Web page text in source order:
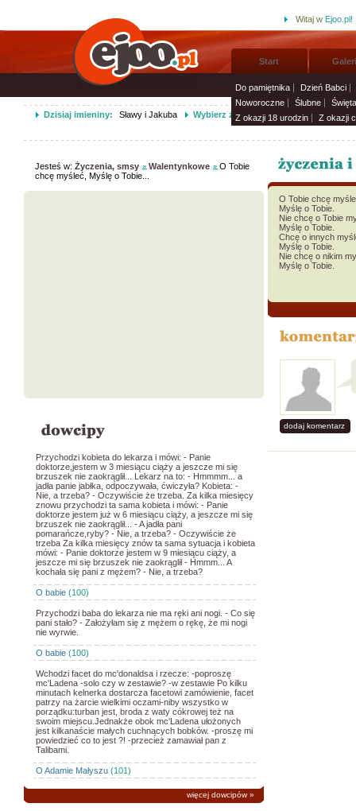
Witaj w Ejoo.pl!
Start
Do pamiętnika
Dzień Babci
Noworoczne
Ślubne
Z okazji 18 urodzin
Z okazji
Dzisiaj imieniny: Sławy i Jakuba Wybierz życzenia imieninowe i wyślij
Jesteś w:Życzenia, smsy Walentynkowe
O Tobie
chcę myśleć, Myślę o Tobie...
Przychodzi kobieta do lekarza i mówi: - Panie
doktorze,jestem w 3 miesiącu ciąży a jeszcze mi się
brzuszek nie zaokrąglił... Lekarz na to: - Hmmmm... a
jadła panie jabłka, odpoczywała, ćwiczyła? Kobieta: -
Nie, a trzeba? - Oczywiście że trzeba. Za kilka miesięcy
znowu przychodzi ta sama kobieta i mówi: - Panie
doktorze jestem już w 6 miesiącu ciąży, a jeszcze mi się
brzuszek nie zaokrąglił... - A jadła pani
pomarańcze,ryby? - Nie, a trzeba? - Oczywiście że
trzeba Za kilka miesięcy znów ta sama sytuacja i kobieta
mówi: - Panie doktorze jestem w 9 miesiącu ciąży, a
jeszcze mi się brzuszek nie zaokrąglił - Hmmm... A
kochała się pani z mężem? - Nie, a trzeba?
O babie (100)
Przychodzi baba do lekarza nie ma ręki ani nogi. - Co się
pani stało? - Założyłam się z mężem o rękę, że mi nogi
nie wyrwie.
O babie (100)
Wchodzi facet do mc'donaldsa i rzecze: -poproszę
mc'Ladena -solo czy w zestawie? -w zestawie Po kilku
minutach kelnerka dostarcza facetowi zamówienie, facet
patrzy na żarcie wielkimi oczami-niby wszystko w
porządku:turban jest, broda z waty cókrowej też na
swoim miejscu.Jednakże obok mc'Ladena ułożonych
jest kilkanaście małych cuchnących bobków. -proszę mi
powiedzieć co to jest ?! -przecież zamawiał pan z
Talibami.
O Adamie Małyszu (101)
więcej dowcipów»
O Tobie chcę
Myślę o Tobie.
Nie chcę o Tobie
Myślę o Tobie.
Chcę o innych
Myślę o Tobie.
Nie chcę o nikim
Myślę o Tobie.
dodaj komentarz